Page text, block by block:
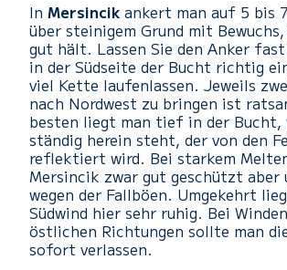
In Mersincik ankert man auf 5 bis
über steinigem Grund mit
gut hält. Lassen Sie den Anker
in der Südseite der Bucht richtig
viel Kette laufenlassen. Jeweils
nach Nordwest zu bringen ist
besten liegt man tief in der Bucht,
ständig herein steht, der von den
reflektiert wird. Bei starkem
Mersincik zwar gut geschützt aber
wegen der Fallböen. Umgekehrt
Südwind hier sehr ruhig. Bei
östlichen Richtungen sollte man
sofort verlassen.